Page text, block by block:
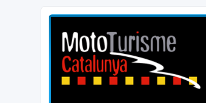
Mototurisme
Turisme en moto en català